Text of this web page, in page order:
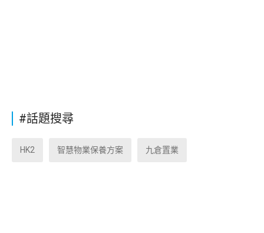
#話題搜尋
HK2 智慧物業保養方案 九倉置業